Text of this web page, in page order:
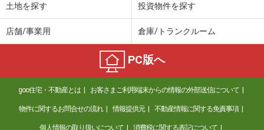
土地を探す 投資物件を探す
店舗/事業用 倉庫/トランクルーム
PC版へ
goo住宅・不動産とは お客さまご利用端末からの情報の外部送信について
物件に関するお問合せの流れ 情報提供元 不動産情報に関する免責事項
個人情報の取り扱いについて 消費税に関する表記について